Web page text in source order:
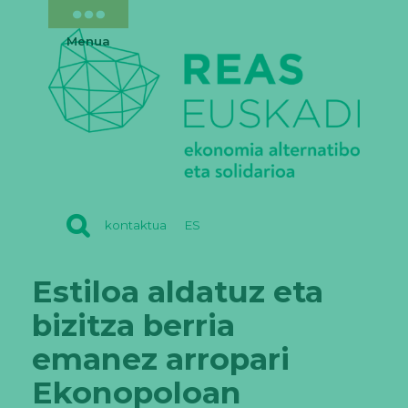
kontaktua ES
Menua
Estiloa aldatuz eta
bizitza berria
emanez arropari
Ekonopoloan